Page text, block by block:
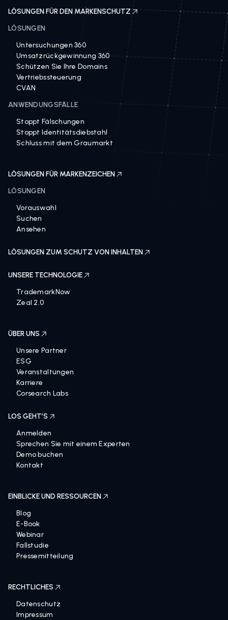
LÖSUNGEN FÜR DEN MARKENSCHUTZ
LÖSUNGEN
Untersuchungen 360
Umsatzrückgewinnung 360
Schützen Sie Ihre Domains
Vertriebssteuerung
CVAN
ANWENDUNGSFÄLLE
Stoppt Fälschungen
Stoppt Identitätsdiebstahl
Schluss mit dem Graumarkt
LÖSUNGEN FÜR MARKENZEICHEN
LÖSUNGEN
Vorauswahl
Suchen
Ansehen
LÖSUNGEN ZUM SCHUTZ VON INHALTEN
UNSERE TECHNOLOGIE
TrademarkNow
Zeal 2.0
ÜBER UNS
Unsere Partner
ESG
Veranstaltungen
Karriere
Corsearch Labs
LOS GEHT’S
Anmelden
Sprechen Sie mit einem Experten
Demo buchen
Kontakt
EINBLICKE UND RESSOURCEN
Blog
E-Book
Webinar
Fallstudie
Pressemitteilung
RECHTLICHES
Datenschutz
Impressum